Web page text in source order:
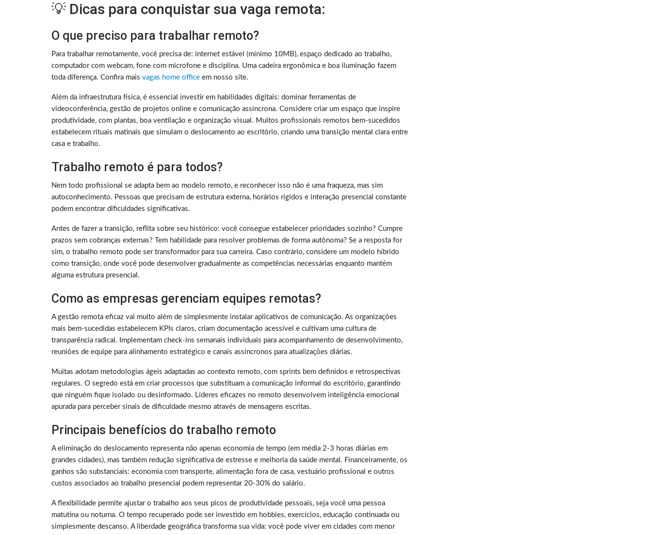
💡 Dicas para conquistar sua vaga remota:
O que preciso para trabalhar remoto?
Para trabalhar remotamente, você precisa de: internet estável (mínimo 10MB), espaço dedicado ao trabalho,
computador com webcam, fone com microfone e disciplina. Uma cadeira ergonômica e boa iluminação fazem
toda diferença. Confira mais vagas home office em nosso site.
Além da infraestrutura física, é essencial investir em habilidades digitais: dominar ferramentas de
videoconferência, gestão de projetos online e comunicação assíncrona. Considere criar um espaço que inspire
produtividade, com plantas, boa ventilação e organização visual. Muitos profissionais remotos bem-sucedidos
estabelecem rituais matinais que simulam o deslocamento ao escritório, criando uma transição mental clara entre
casa e trabalho.
Trabalho remoto é para todos?
Nem todo profissional se adapta bem ao modelo remoto, e reconhecer isso não é uma fraqueza, mas sim
autoconhecimento. Pessoas que precisam de estrutura externa, horários rígidos e interação presencial constante
podem encontrar dificuldades significativas.
Antes de fazer a transição, reflita sobre seu histórico: você consegue estabelecer prioridades sozinho? Cumpre
prazos sem cobranças externas? Tem habilidade para resolver problemas de forma autônoma? Se a resposta for
sim, o trabalho remoto pode ser transformador para sua carreira. Caso contrário, considere um modelo híbrido
como transição, onde você pode desenvolver gradualmente as competências necessárias enquanto mantém
alguma estrutura presencial.
Como as empresas gerenciam equipes remotas?
A gestão remota eficaz vai muito além de simplesmente instalar aplicativos de comunicação. As organizações
mais bem-sucedidas estabelecem KPIs claros, criam documentação acessível e cultivam uma cultura de
transparência radical. Implementam check-ins semanais individuais para acompanhamento de desenvolvimento,
reuniões de equipe para alinhamento estratégico e canais assíncronos para atualizações diárias.
Muitas adotam metodologias ágeis adaptadas ao contexto remoto, com sprints bem definidos e retrospectivas
regulares. O segredo está em criar processos que substituam a comunicação informal do escritório, garantindo
que ninguém fique isolado ou desinformado. Líderes eficazes no remoto desenvolvem inteligência emocional
apurada para perceber sinais de dificuldade mesmo através de mensagens escritas.
Principais benefícios do trabalho remoto
A eliminação do deslocamento representa não apenas economia de tempo (em média 2-3 horas diárias em
grandes cidades), mas também redução significativa de estresse e melhoria da saúde mental. Financeiramente, os
ganhos são substanciais: economia com transporte, alimentação fora de casa, vestuário profissional e outros
custos associados ao trabalho presencial podem representar 20-30% do salário.
A flexibilidade permite ajustar o trabalho aos seus picos de produtividade pessoais, seja você uma pessoa
matutina ou noturna. O tempo recuperado pode ser investido em hobbies, exercícios, educação continuada ou
simplesmente descanso. A liberdade geográfica transforma sua vida: você pode viver em cidades com menor